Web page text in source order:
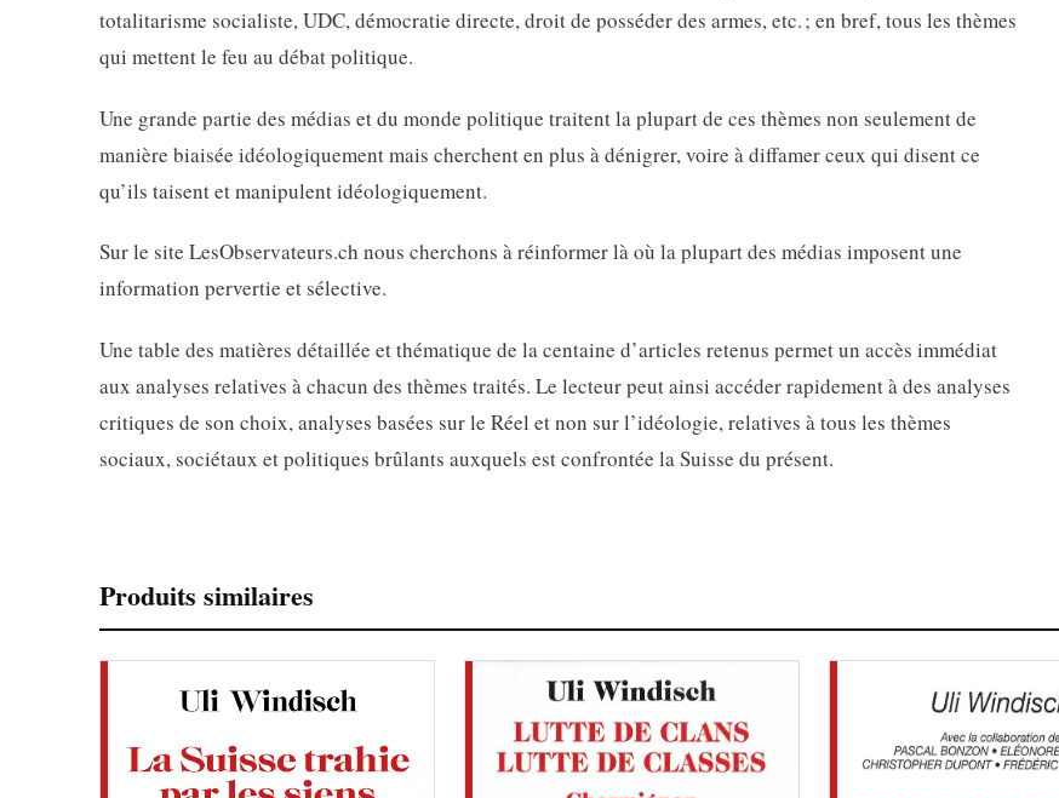
totalitarisme socialiste, UDC, démocratie directe, droit de posséder des armes, etc. ; en bref, tous les thèmes
qui mettent le feu au débat politique.
Une grande partie des médias et du monde politique traitent la plupart de ces thèmes non seulement de
manière biaisée idéologiquement mais cherchent en plus à dénigrer, voire à diffamer ceux qui disent ce
qu’ils taisent et manipulent idéologiquement.
Sur le site LesObservateurs.ch nous cherchons à réinformer là où la plupart des médias imposent une
information pervertie et sélective.
Une table des matières détaillée et thématique de la centaine d’articles retenus permet un accès immédiat
aux analyses relatives à chacun des thèmes traités. Le lecteur peut ainsi accéder rapidement à des analyses
critiques de son choix, analyses basées sur le Réel et non sur l’idéologie, relatives à tous les thèmes
sociaux, sociétaux et politiques brûlants auxquels est confrontée la Suisse du présent.
Produits similaires